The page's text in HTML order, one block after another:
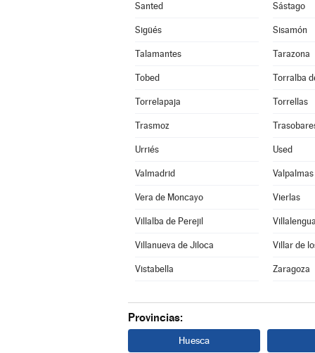
Santed Sástago
Sigüés Sisamón
Talamantes Tarazona
Tobed Torralba
Torrelapaja Torrellas
Trasmoz
Urriés Used
Valmadrid Valpalmas
Vera de Moncayo Vierlas
Villalba de Perejil Villalengua
Villanueva de Jiloca Villar de
Vistabella Zaragoza
Provincias:
Huesca